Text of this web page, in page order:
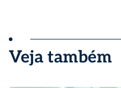
Veja também